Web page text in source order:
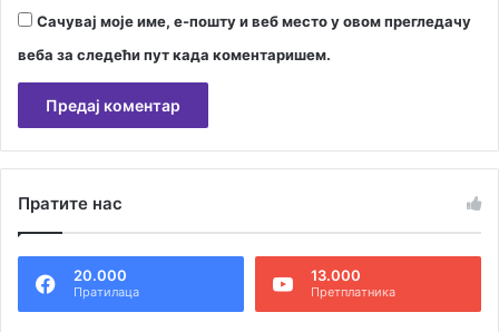
Сачувај моје име, е-пошту и веб место у овом прегледачу
веба за следећи пут када коментаришем.
т
н
Пратите нас
20.000
Пратилаца
13.000
Претплатника